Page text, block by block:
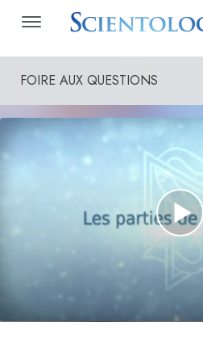
FOIRE AUX QUESTIONS